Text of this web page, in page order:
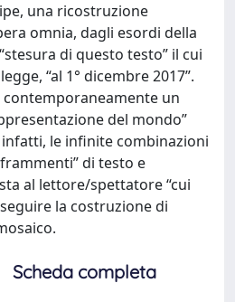
una ricostruzione
omnia, dagli esordi della
di questo testo” il cui
“al 1° dicembre 2017”.
contemporaneamente un
del mondo”
le infinite combinazioni
di testo e
al lettore/spettatore “cui
la costruzione di
Scheda completa